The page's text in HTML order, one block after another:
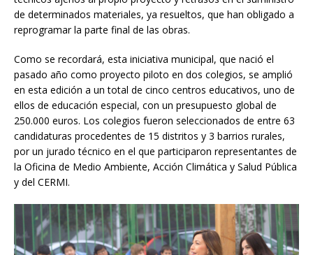
de determinados materiales, ya resueltos, que han obligado a
reprogramar la parte final de las obras.
Como se recordará, esta iniciativa municipal, que nació el
pasado año como proyecto piloto en dos colegios, se amplió
en esta edición a un total de cinco centros educativos, uno de
ellos de educación especial, con un presupuesto global de
250.000 euros. Los colegios fueron seleccionados de entre 63
candidaturas procedentes de 15 distritos y 3 barrios rurales,
por un jurado técnico en el que participaron representantes de
la Oficina de Medio Ambiente, Acción Climática y Salud Pública
y del CERMI.